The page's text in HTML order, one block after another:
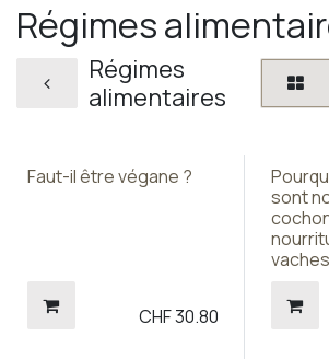
Régimes
Régimes
alimentaires
Faut-il être végane ?
CHF30.80
sont